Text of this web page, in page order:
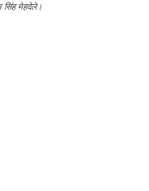
सिंह मेहदेले।